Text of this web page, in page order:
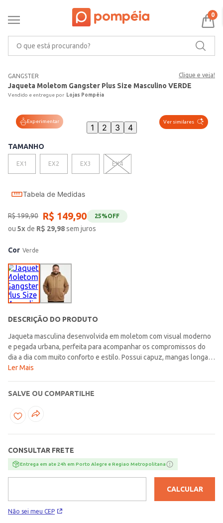
0
GANGSTER Clique e veja!
Jaqueta Moletom Gangster Plus Size Masculino VERDE
Lojas Pompéia
Ver similares
1 2 3 4
Experimentar
TAMANHO
EX1 EX2 EX3 EX4
Tabela de Medidas
R$199,90 R$ 149,90 25%OFF
ou 5xde R$ 29,98sem juros
Cor Verde
DESCRIÇÃO DO PRODUTO
Jaqueta masculina desenvolvida em moletom com visual moderno
e pegada urbana, perfeita para acompanhar os compromissos do
dia a dia com muito conforto e estilo. Possui capuz, mangas longas,
fechamento frontal por zíper e bolsos frontais funcionais que
tornando a peça ideal para os dias mais amenos. O design versátil
facilita combinações com calças jeans, joggers e camisetas, criando
produções casuais cheias de personalidade. Uma opção
56% poliéster, 44% algodão
Ler Mais
SALVE OU COMPARTILHE
CONSULTAR FRETE
Entrega em ate 24h em Porto Alegre e Regiao Metropolitana
Não sei meu CEP
CALCULAR